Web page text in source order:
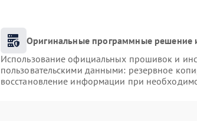
Оригинальные программные решение
Использование официальных прошивок и
пользовательскими данными: резервное
восстановление информации при